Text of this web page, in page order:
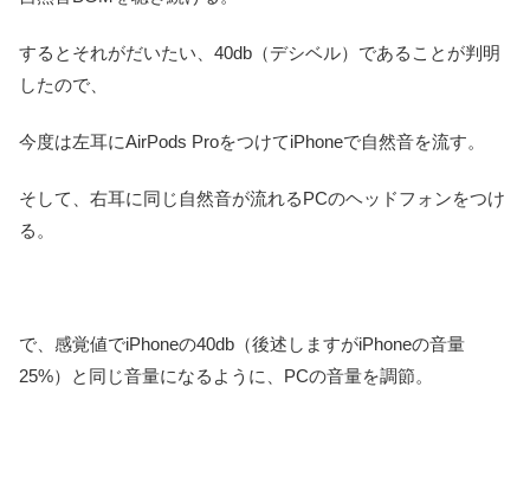
するとそれがだいたい、40db（デシベル）であることが判明
したので、
今度は左耳にAirPods ProをつけてiPhoneで自然音を流す。
そして、右耳に同じ自然音が流れるPCのヘッドフォンをつけ
る。
で、感覚値でiPhoneの40db（後述しますがiPhoneの音量
25%）と同じ音量になるように、PCの音量を調節。